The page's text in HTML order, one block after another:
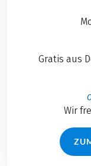
Gratis aus
Wir